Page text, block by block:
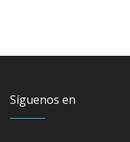
Síguenos en